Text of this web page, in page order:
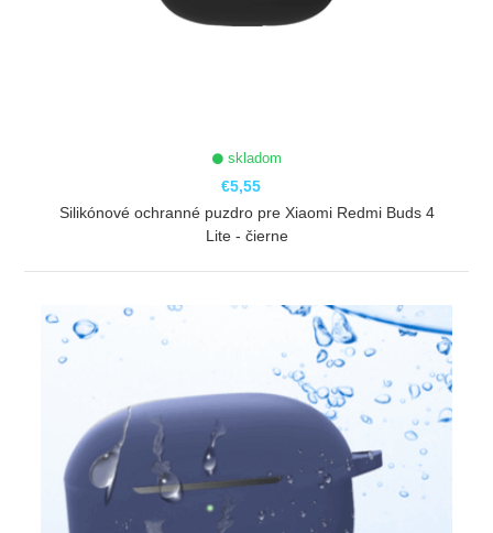
skladom
€5,55
ZOBRAZIŤ
Silikónové ochranné puzdro pre Xiaomi Redmi Buds 4
Lite - čierne